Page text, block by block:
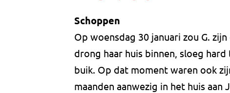
Schoppen
Op woensdag 30 januari zou G.
drong haar huis binnen, sloeg
buik. Op dat moment waren ook
maanden aanwezig in het huis